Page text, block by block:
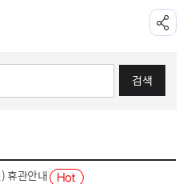
검색
휴관안내